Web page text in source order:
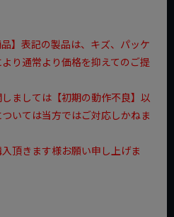
】表記の製品は、キズ、パッケ
り通常より価格を抑えてのご提
ましては【初期の動作不良】以
いては当方ではご対応しかねま
頂きます様お願い申し上げま